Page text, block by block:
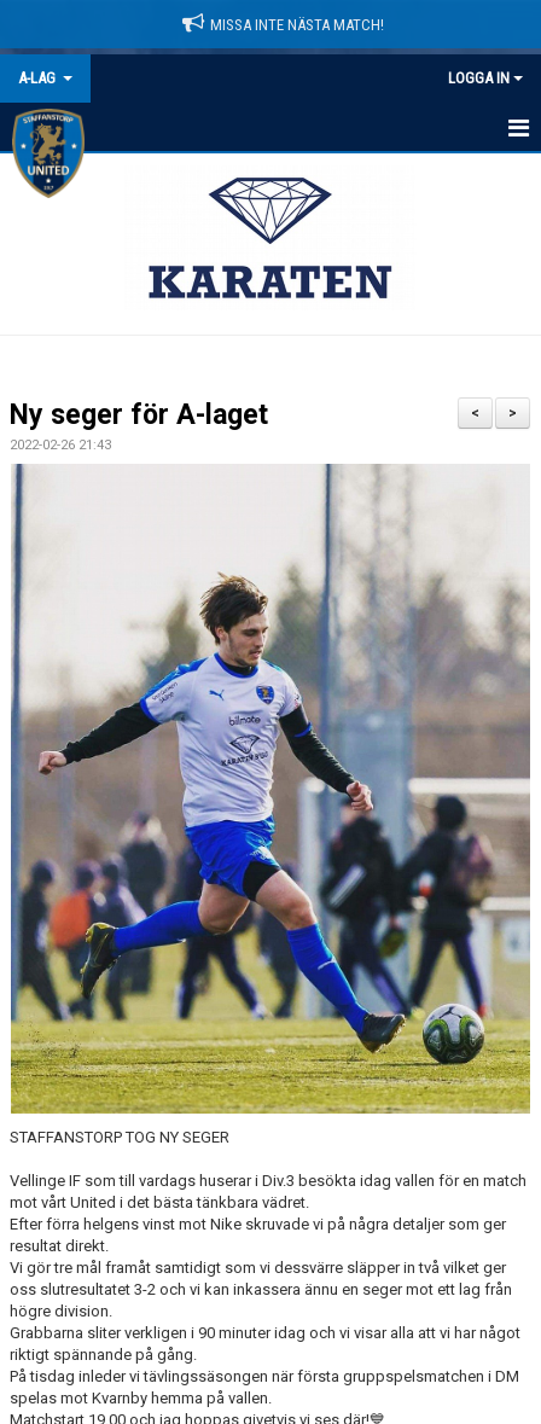
MISSA INTE NÄSTA MATCH!
A-LAG LOGGA IN
HEM
BILDGALLERI
KONTAKT
MEDLEMSTIPS
>
<
Ny seger för A-laget
2022-02-26 21:43
STAFFANSTORP TOG NY SEGER
Vellinge IF som till vardags huserar i Div.3 besökta idag vallen för en match
mot vårt United i det bästa tänkbara vädret.
Efter förra helgens vinst mot Nike skruvade vi på några detaljer som ger
resultat direkt.
Vi gör tre mål framåt samtidigt som vi dessvärre släpper in två vilket ger
oss slutresultatet 3-2 och vi kan inkassera ännu en seger mot ett lag från
högre division.
Grabbarna sliter verkligen i 90 minuter idag och vi visar alla att vi har något
riktigt spännande på gång.
På tisdag inleder vi tävlingssäsongen när första gruppspelsmatchen i DM
spelas mot Kvarnby hemma på vallen.
Matchstart 19.00 och jag hoppas givetvis vi ses där!💙